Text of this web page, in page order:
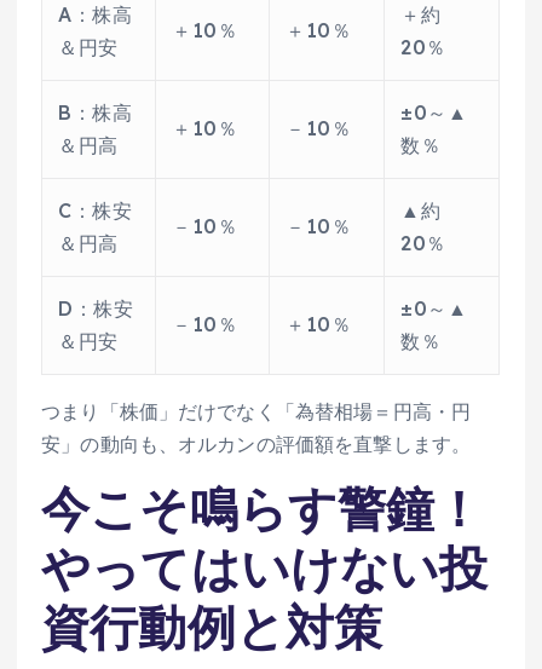
A：株高
＆円安
＋10％ ＋10％
＋約
20％
B：株高
＆円高
＋10％ －10％
±0～▲
数％
C：株安
＆円高
－10％ －10％
▲約
20％
D：株安
＆円安
－10％ ＋10％
±0～▲
数％
つまり「株価」だけでなく「為替相場＝円高・円
安」の動向も、オルカンの評価額を直撃します。
今こそ鳴らす警鐘！
やってはいけない投
資行動例と対策